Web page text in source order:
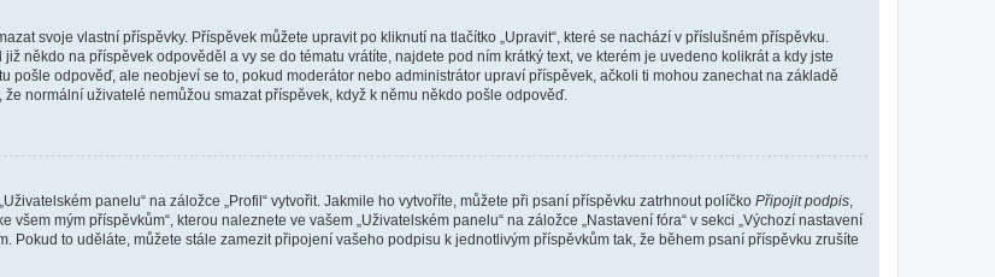
svoje vlastní příspěvky. Příspěvek můžete upravit po kliknutí na tlačítko „Upravit“, které se nachází v příslušném příspěvku.
někdo na příspěvek odpověděl a vy se do tématu vrátíte, najdete pod ním krátký text, ve kterém je uvedeno kolikrát a kdy jste
pošle odpověď, ale neobjeví se to, pokud moderátor nebo administrátor upraví příspěvek, ačkoli ti mohou zanechat na základě
normální uživatelé nemůžou smazat příspěvek, když k němu někdo pošle odpověď.
panelu“ na záložce „Profil“ vytvořit. Jakmile ho vytvoříte, můžete při psaní příspěvku zatrhnout políčko Připojit podpis,
mým příspěvkům“, kterou naleznete ve vašem „Uživatelském panelu“ na záložce „Nastavení fóra“ v sekci „Výchozí nastavení
Pokud to uděláte, můžete stále zamezit připojení vašeho podpisu k jednotlivým příspěvkům tak, že během psaní příspěvku zrušíte